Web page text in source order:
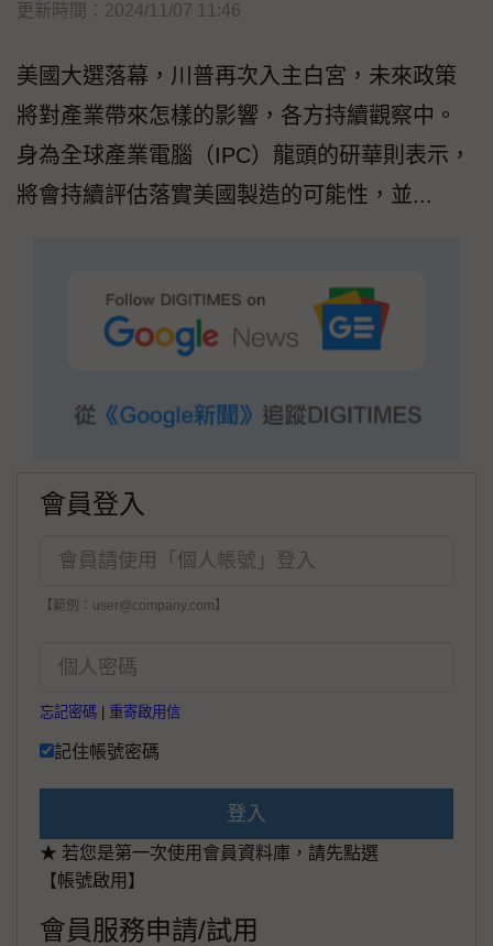
更新時間：2024/11/07 11:46
美國大選落幕，川普再次入主白宮，未來政策
將對產業帶來怎樣的影響，各方持續觀察中。
身為全球產業電腦（IPC）龍頭的研華則表示，
將會持續評估落實美國製造的可能性，並...
會員登入
【範例：user@company.com】
忘記密碼 重寄啟用信
記住帳號密碼
登入
★ 若您是第一次使用會員資料庫，請先點選
【帳號啟用】
會員服務申請/試用